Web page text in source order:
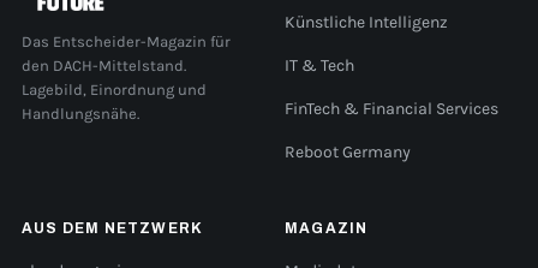
Das Entscheider-Magazin für
den DACH-Mittelstand.
Lagebild, Einordnung und
Handlungsnähe.
Künstliche Intelligenz
IT & Tech
FinTech & Financial Services
Reboot Germany
AUS DEM NETZWERK MAGAZIN